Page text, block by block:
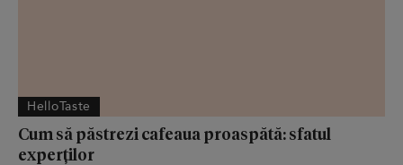
HelloTaste
Cum să păstrezi cafeaua proaspătă: sfatul
experților